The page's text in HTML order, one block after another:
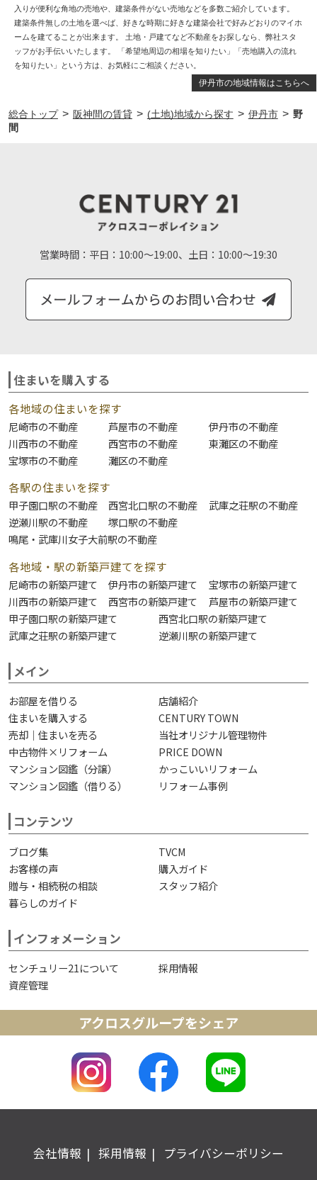
伊丹市の地域情報はこちらへ
入りが便利な角地の売地や、建築条件がない売地などを多数ご紹介しています。
建築条件無しの土地を選べば、好きな時期に好きな建築会社で好みどおりのマイホ
ームを建てることが出来ます。 土地・戸建てなど不動産をお探しなら、弊社スタ
ッフがお手伝いいたします。 「希望地周辺の相場を知りたい」「売地購入の流れ
を知りたい」という方は、お気軽にご相談ください。
総合トップ > 阪神間の賃貸 > (土地)地域から探す > 伊丹市 > 野
間
営業時間： 平日：10:00～19:00、土日：10:00～19:30
住まいを購入する
各地域の住まいを探す
尼崎市の不動産 芦屋市の不動産
伊丹市の不動産
川西市の不動産
西宮市の不動産
東灘区の不動産
宝塚市の不動産
灘区の不動産
各駅の住まいを探す
甲子園口駅の不動産 西宮北口駅の不動産
武庫之荘駅の不動産
逆瀬川駅の不動産
塚口駅の不動産
鳴尾・武庫川女子大前駅の不動産
各地域・駅の新築戸建てを探す
尼崎市の新築戸建て 伊丹市の新築戸建て
宝塚市の新築戸建て
川西市の新築戸建て
西宮市の新築戸建て
芦屋市の新築戸建て
甲子園口駅の新築戸建て
西宮北口駅の新築戸建て
武庫之荘駅の新築戸建て
逆瀬川駅の新築戸建て
メイン
お部屋を借りる
店舗紹介
住まいを購入する
CENTURY TOWN
売却｜住まいを売る
当社オリジナル管理物件
中古物件×リフォーム
PRICE DOWN
マンション図鑑（分譲）
かっこいいリフォーム
マンション図鑑（借りる）
リフォーム事例
コンテンツ
ブログ集
TVCM
お客様の声
購入ガイド
贈与・相続税の相談
スタッフ紹介
暮らしのガイド
インフォメーション
センチュリー21について
採用情報
資産管理
アクロスグループをシェア
会社情報 採用情報 プライバシーポリシー